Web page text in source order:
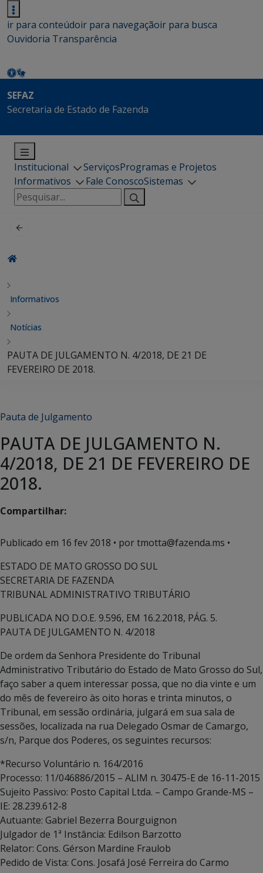
ir para conteúdoir para navegaçãoir para busca
Ouvidoria Transparência
SEFAZ
Secretaria de Estado de Fazenda
Institucional ServiçosProgramas e Projetos
Informativos
Fale ConoscoSistemas
Pesquisar
por:
Informativos
Notícias
PAUTA DE JULGAMENTO N. 4/2018, DE 21 DE
FEVEREIRO DE 2018.
Pauta de Julgamento
PAUTA DE JULGAMENTO N.
4/2018, DE 21 DE FEVEREIRO DE
2018.
Compartilhar:
Publicado em 16 fev 2018 • por tmotta@fazenda.ms •
ESTADO DE MATO GROSSO DO SUL
SECRETARIA DE FAZENDA
TRIBUNAL ADMINISTRATIVO TRIBUTÁRIO
PUBLICADA NO D.O.E. 9.596, EM 16.2.2018, PÁG. 5.
PAUTA DE JULGAMENTO N. 4/2018
De ordem da Senhora Presidente do Tribunal
Administrativo Tributário do Estado de Mato Grosso do Sul,
faço saber a quem interessar possa, que no dia vinte e um
do mês de fevereiro às oito horas e trinta minutos, o
Tribunal, em sessão ordinária, julgará em sua sala de
sessões, localizada na rua Delegado Osmar de Camargo,
s/n, Parque dos Poderes, os seguintes recursos:
*Recurso Voluntário n. 164/2016
Processo: 11/046886/2015 – ALIM n. 30475-E de 16-11-2015
Sujeito Passivo: Posto Capital Ltda. – Campo Grande-MS –
IE: 28.239.612-8
Autuante: Gabriel Bezerra Bourguignon
Julgador de 1ª Instância: Edilson Barzotto
Relator: Cons. Gérson Mardine Fraulob
Pedido de Vista: Cons. Josafá José Ferreira do Carmo